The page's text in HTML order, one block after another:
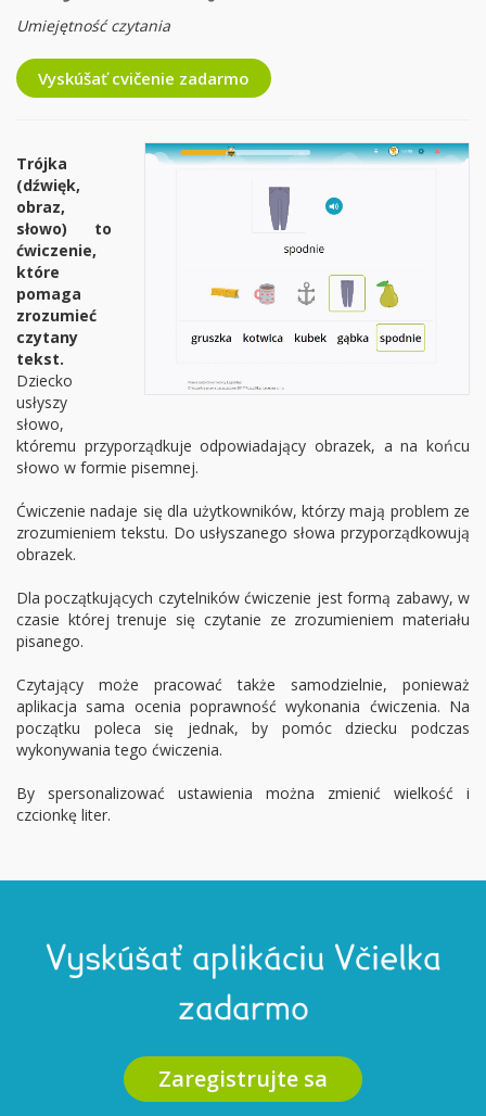
Umiejętność czytania
Vyskúšať cvičenie zadarmo
Trójka
(dźwięk,
obraz,
słowo) to
ćwiczenie,
które
pomaga
zrozumieć
czytany
tekst.
Dziecko
usłyszy
słowo,
któremu przyporządkuje odpowiadający obrazek, a na końcu
słowo w formie pisemnej.
Ćwiczenie nadaje się dla użytkowników, którzy mają problem ze
zrozumieniem tekstu. Do usłyszanego słowa przyporządkowują
obrazek.
Dla początkujących czytelników ćwiczenie jest formą zabawy, w
czasie której trenuje się czytanie ze zrozumieniem materiału
pisanego.
Czytający może pracować także samodzielnie, ponieważ
aplikacja sama ocenia poprawność wykonania ćwiczenia. Na
początku poleca się jednak, by pomóc dziecku podczas
wykonywania tego ćwiczenia.
By spersonalizować ustawienia można zmienić wielkość i
czcionkę liter.
Vyskúšať aplikáciu Včielka
zadarmo
Zaregistrujte sa